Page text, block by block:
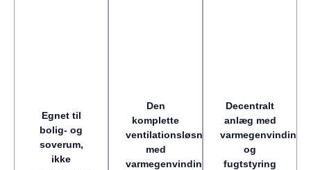
Egnet til
bolig- og
soverum,
ikke
Den
komplette
ventilationsløsning
med
varmegenvinding
Decentralt
anlæg med
varmegenvinding
og
fugtstyring